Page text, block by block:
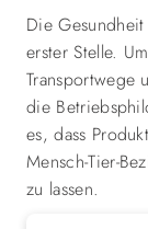
Die
erster Stelle.
Transportwege
die
es, dass
Mensch-Tier-
zu lassen.